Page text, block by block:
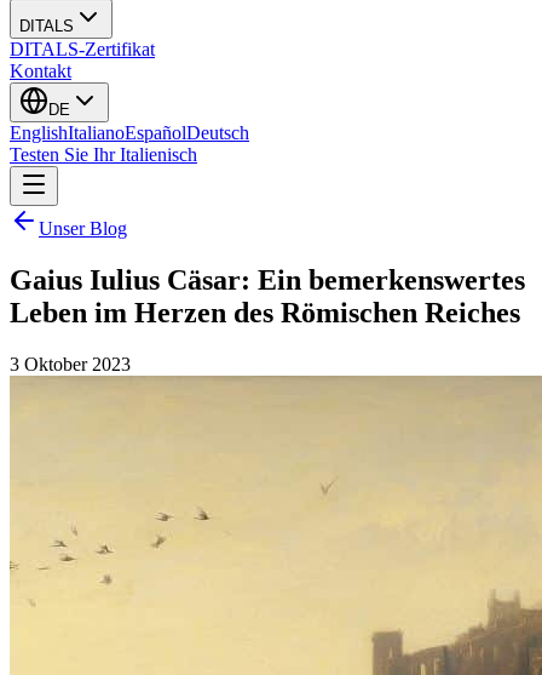
DITALS
DITALS-Zertifikat
Kontakt
DE
EnglishItalianoEspañolDeutsch
Testen Sie Ihr Italienisch
Unser Blog
Gaius Iulius Cäsar: Ein bemerkenswertes
Leben im Herzen des Römischen Reiches
3 Oktober 2023